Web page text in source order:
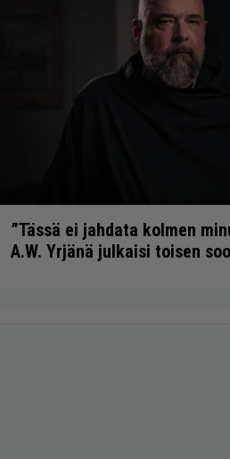
”Tässä ei jahdata kolmen
A.W. Yrjänä julkaisi toisen